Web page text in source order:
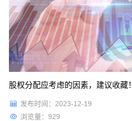
户，都应当设置、使用和保管账簿及凭
记账核算。
股权分配应考虑的因素，建议收藏！
发布时间：2023-12-19
浏览量：929